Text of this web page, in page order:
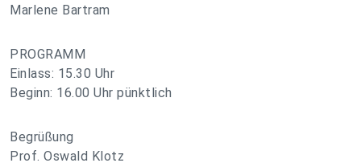
Marlene Bartram
PROGRAMM
Einlass: 15.30 Uhr
Beginn: 16.00 Uhr pünktlich
Begrüßung
Prof. Oswald Klotz